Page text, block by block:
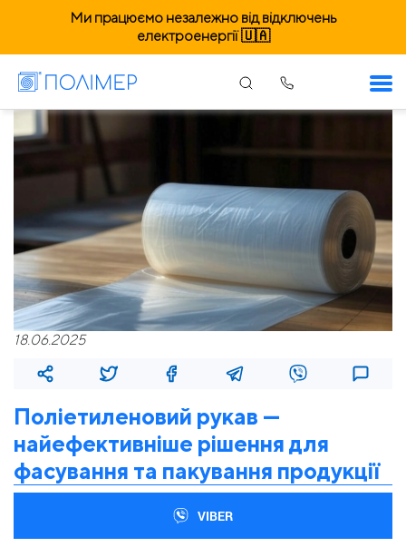
Ми працюємо незалежно від відключень
електроенергії 🇺🇦
18.06.2025
Поліетиленовий рукав —
найефективніше рішення для
фасування та пакування продукції
VIBER